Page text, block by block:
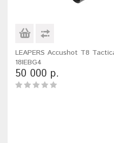
LEAPERS Accushot T8
18IEBG4
50 000 р.